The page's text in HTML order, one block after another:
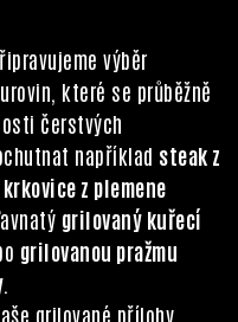
výběr
které se průběžně
čerstvých
například steak z
z plemene
grilovaný kuřecí
grilovanou pražmu
grilované přílohy.